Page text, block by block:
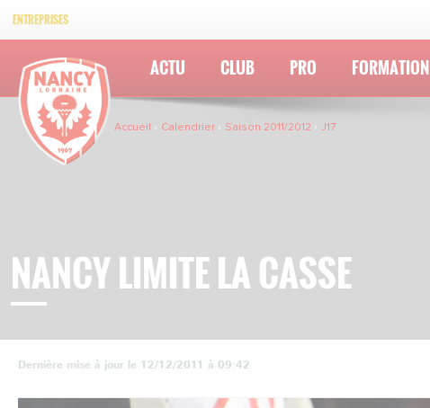
ENTREPRISES
ACTU CLUB PRO FORMATION
Accueil Calendrier Saison 2011/2012 J17
NANCY LIMITE LA CASSE
Dernière mise à jour le 12/12/2011 à 09:42